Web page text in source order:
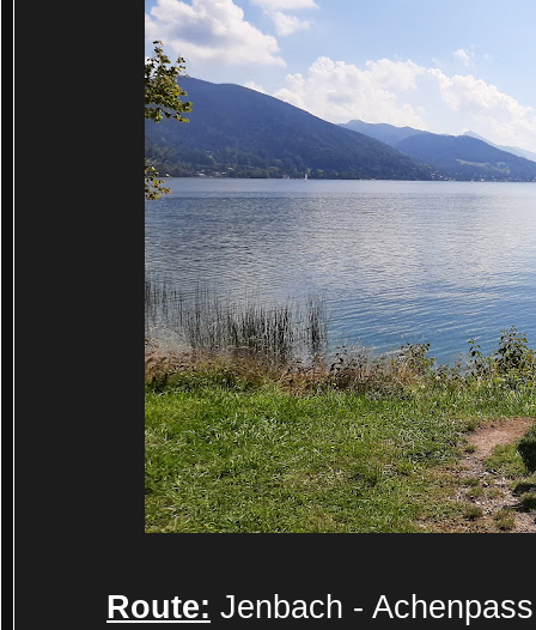
Route: Jenbach -